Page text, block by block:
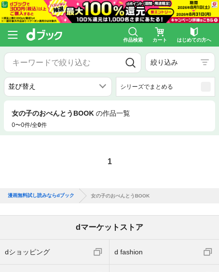
作品検索 カート はじめての方へ
絞り込み
シリーズでまとめる
女の子のおべんとうBOOK の作品一覧
0〜0件/全0件
1
漫画無料試し読みならdブック 女の子のおべんとうBOOK
dマーケットストア
dショッピング d fashion